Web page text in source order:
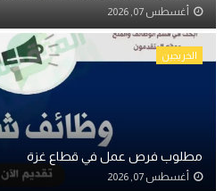
أغسطس 07, 2026
الخريجين
مطلوب فرص عمل في قطاع غزة
أغسطس 07, 2026